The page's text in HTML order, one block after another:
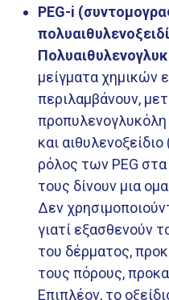
PEG-i
μείγματα χημικών
περιλαμβάνουν,
προπυλενογλυκόλη
και
ρόλος των PEG στα
τους δίνουν μια
Δεν
γιατί εξασθενούν
του δέρματος,
τους πόρους,
Επιπλέον, το